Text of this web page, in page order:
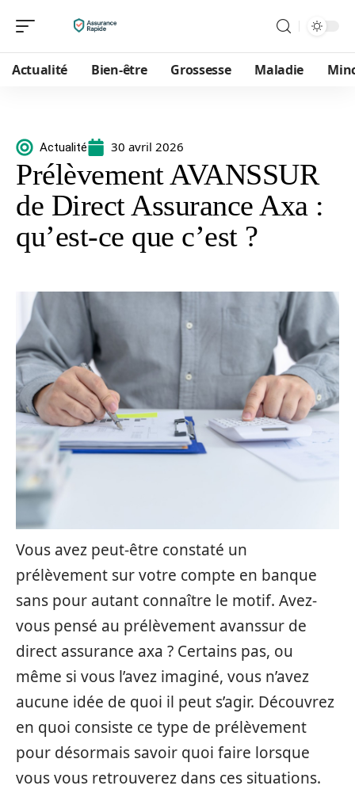
Actualité Bien-être Grossesse Maladie
Actualité 30 avril 2026
Prélèvement AVANSSUR
de Direct Assurance Axa :
qu’est-ce que c’est ?
Vous avez peut-être constaté un
prélèvement sur votre compte en banque
sans pour autant connaître le motif. Avez-
vous pensé au prélèvement avanssur de
direct assurance axa ? Certains pas, ou
même si vous l’avez imaginé, vous n’avez
aucune idée de quoi il peut s’agir. Découvrez
en quoi consiste ce type de prélèvement
pour désormais savoir quoi faire lorsque
vous vous retrouverez dans ces situations.